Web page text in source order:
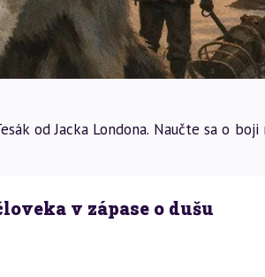
od Jacka Londona. Naučte sa o boji
v zápase o dušu